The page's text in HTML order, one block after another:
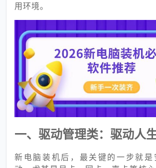
用环境。
一、驱动管理类：驱动人
新电脑装机后，最关键的一步就是